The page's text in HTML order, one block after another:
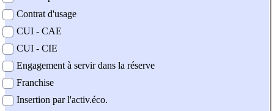
Contrat d'usage
CUI - CAE
CUI - CIE
Engagement à servir dans la réserve
Franchise
Insertion par l'activ.éco.